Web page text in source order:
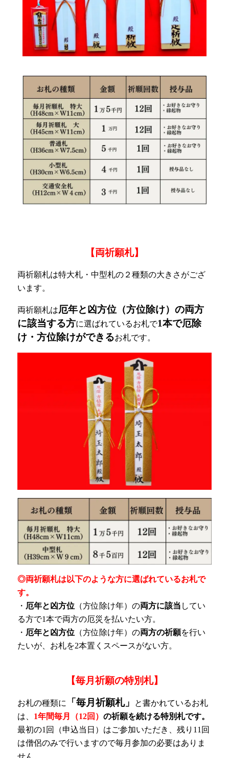
【両祈願札】
両祈願札は特大札・中型札の２種類の大きさがござ
います。
両祈願札は厄年と凶方位（方位除け）の両方
に該当する方に選ばれているお札で1本で厄除
け・方位除けができるお札です。
◎両祈願札は以下のような方に選ばれているお札で
す。
・ 厄年と凶方位 （方位除け年）の両方に該当 してい
る方で1本で両方の厄災を払いたい方。
・ 厄年と凶方位 （方位除け年）の両方の祈願を行い
たいが、お札を2本置くスペースがない方。
【毎月祈願の特別札】
お札の種類に 「毎月祈願札」
と書かれているお札
は、 1年間毎月（12回）の祈願を続ける特別札です。
最初の1回（申込当日）はご参加いただき、残り11回
は僧侶のみで行いますので毎月参加の必要はありま
せん。